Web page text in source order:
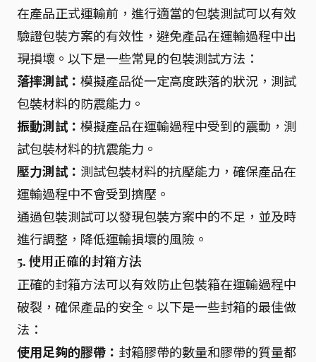
在產品正式運輸前，進行適當的包裝測試可以有效
驗證包裝方案的有效性，避免產品在運輸過程中出
現損壞。以下是一些常見的包裝測試方法：
落摔測試： 模擬產品從一定高度跌落的狀況，測試
包裝材料的防震能力。
振動測試： 模擬產品在運輸過程中受到的震動，測
試包裝材料的抗震能力。
壓力測試： 測試包裝材料的抗壓能力，確保產品在
運輸過程中不會受到擠壓。
通過包裝測試可以發現包裝方案中的不足，並及時
進行調整，降低運輸損壞的風險。
5. 使用正確的封箱方法
正確的封箱方法可以有效防止包裝箱在運輸過程中
破裂，確保產品的安全。以下是一些封箱的最佳做
法：
使用足夠的膠帶： 封箱膠帶的數量和膠帶的質量都